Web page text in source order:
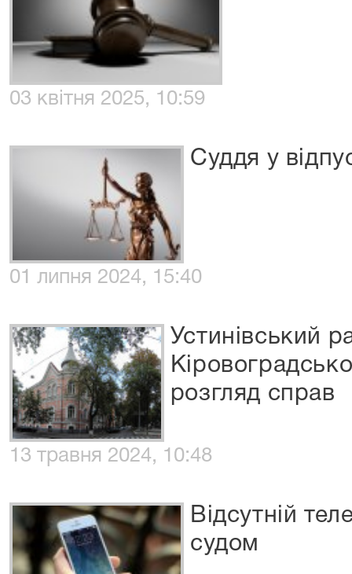
03 квітня 2025, 10:59
Суддя у
01 липня 2024, 15:40
Устинівський
розгляд справ
13 травня 2024, 10:48
Відсутній
судом